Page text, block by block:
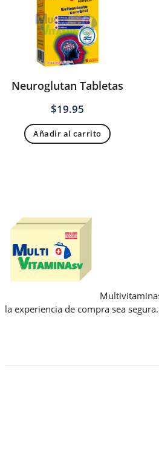
Neuroglutan Tabletas
$19.95
Añadir al carrito
la experiencia de compra sea segura.